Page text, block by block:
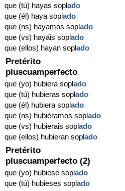
que (tú) hayas soplado
que (él) haya soplado
que (ns) hayamos soplado
que (vs) hayáis soplado
que (ellos) hayan soplado
Pretérito
pluscuamperfecto
que (yo) hubiera soplado
que (tú) hubieras soplado
que (él) hubiera soplado
que (ns) hubiéramos soplado
que (vs) hubierais soplado
que (ellos) hubieran soplado
Pretérito
pluscuamperfecto (2)
que (yo) hubiese soplado
que (tú) hubieses soplado